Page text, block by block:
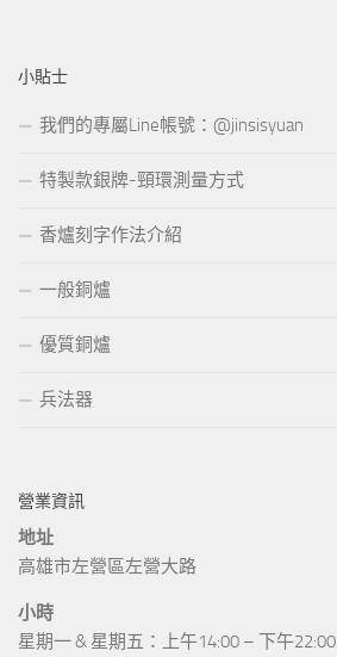
小貼士
我們的專屬Line帳號：@jinsisyuan
特製款銀牌-頸環測量方式
香爐刻字作法介紹
一般銅爐
優質銅爐
兵法器
營業資訊
地址
高雄市左營區左營大路
小時
星期一 & 星期五：上午14:00 – 下午22:00